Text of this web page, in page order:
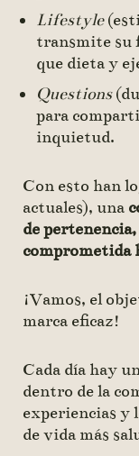
Lifestyle
transmite su
que dieta y
Questions
para
inquietud.
Con esto han
actuales), una
de
comprometida
¡Vamos, el
marca eficaz!
Cada día hay
dentro de la
experiencias y
de vida más